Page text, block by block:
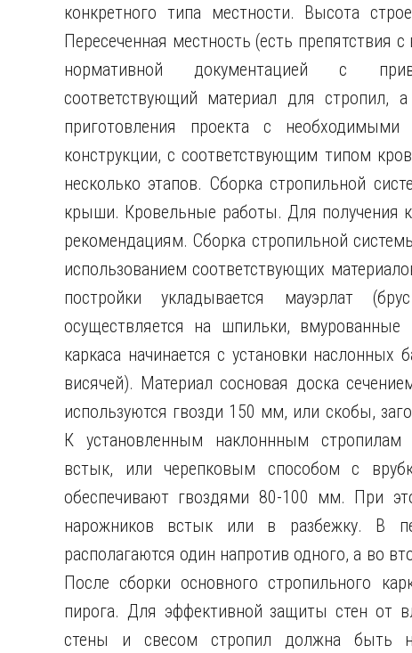
конкретного типа местности. Высота
Пересеченная местность (есть препятствия
нормативной документацией с
соответствующий материал для стропил,
приготовления проекта с
конструкции, с соответствующим типом
несколько этапов. Сборка стропильной
крыши. Кровельные работы. Для получения
рекомендациям. Сборка стропильной
использованием соответствующих
постройки укладывается мауэрлат
осуществляется на шпильки,
каркаса начинается с установки
висячей). Материал сосновая доска
используются гвозди 150 мм, или скобы,
К установленным наклоннным стропилам
встык, или черепковым способом с
обеспечивают гвоздями 80-100 мм. При
нарожников встык или в разбежку. В
располагаются один напротив одного, а во
После сборки основного стропильного
пирога. Для эффективной защиты стен от
стены и свесом стропил должна быть